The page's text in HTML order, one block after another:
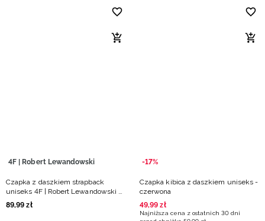
4F | Robert Lewandowski
Czapka z daszkiem strapback
uniseks 4F | Robert Lewandowski -
czarna
89,99 zł
-17%
Czapka kibica z daszkiem uniseks -
czerwona
49,99 zł
Najniższa cena z ostatnich 30 dni